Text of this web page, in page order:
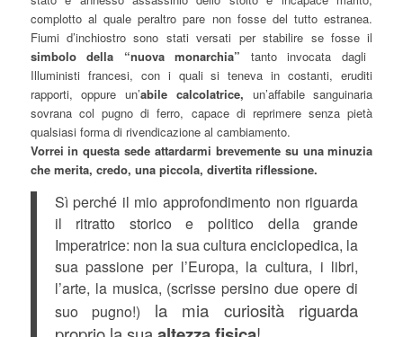
complotto al quale peraltro pare non fosse del tutto estranea.
Fiumi d’inchiostro sono stati versati per stabilire se fosse il
simbolo della “nuova monarchia” tanto invocata dagli
Illuministi francesi, con i quali si teneva in costanti, eruditi
rapporti, oppure un’abile calcolatrice, un’affabile sanguinaria
sovrana col pugno di ferro, capace di reprimere senza pietà
qualsiasi forma di rivendicazione al cambiamento.
Vorrei in questa sede attardarmi brevemente su una minuzia
che merita, credo, una piccola, divertita riflessione.
Sì perché il mio approfondimento non riguarda
il ritratto storico e politico della grande
Imperatrice: non la sua cultura enciclopedica, la
sua passione per l’Europa, la cultura, i libri,
l’arte, la musica, (scrisse persino due opere di
suo pugno!) la mia curiosità riguarda